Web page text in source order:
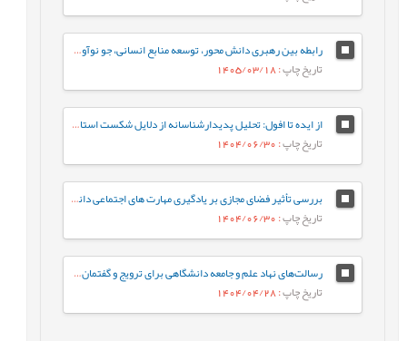
رابطه بین رهبری دانش محور، توسعه منابع انسانی، جو نوآوری و رفتار کاری خلاقانه با مزیت رقابتی پایدار با نقش میانجی نواوری سازمانی
تاریخ چاپ: 1405/03/18
از ایده تا افول: تحلیل پدیدارشناسانه از دلایل شکست استارت‌آپ‌های ایرانی
تاریخ چاپ: 1404/06/30
بررسی تأثیر فضای مجازی بر یادگیری مهارت های اجتماعی دانش آموزان از دیدگاه معلمان (مطالعه موردی: شهرستان هامون)
تاریخ چاپ: 1404/06/30
رسالت‌های نهاد علم و جامعه دانشگاهی برای ترویج و گفتمان‌سازی الگوی پیشرفت
تاریخ چاپ: 1404/04/28